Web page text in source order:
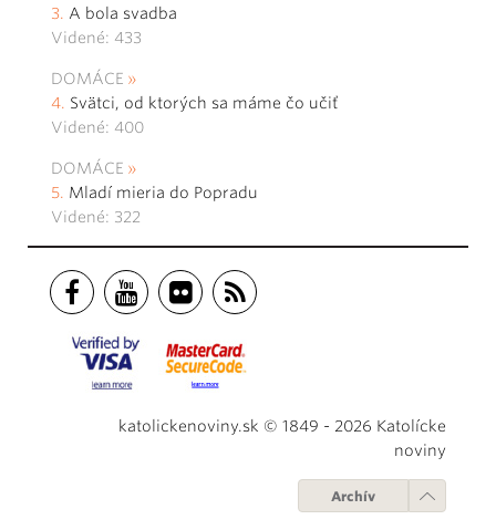
A bola svadba
Videné: 433
DOMÁCE
Svätci, od ktorých sa máme čo učiť
Videné: 400
DOMÁCE
Mladí mieria do Popradu
Videné: 322
katolickenoviny.sk © 1849 - 2026 Katolícke
noviny
Archív